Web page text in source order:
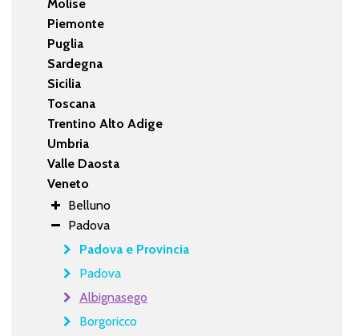
Molise
Piemonte
Puglia
Sardegna
Sicilia
Toscana
Trentino Alto Adige
Umbria
Valle Daosta
Veneto
Belluno
Padova
Padova e Provincia
Padova
Albignasego
Borgoricco